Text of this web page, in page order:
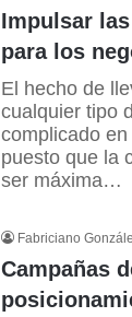
Impulsar
para los
El hecho de
cualquier tipo
complicado
puesto que la
ser máxima…
Fabriciano
Campañas